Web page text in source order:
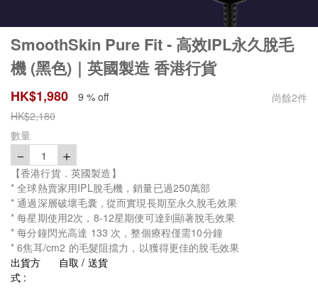
SmoothSkin Pure Fit - 高效IPL永久脫毛
機 (黑色)｜英國製造 香港行貨
HK$1,980 9 % off 尚餘2件
HK$2,180
數量
－ 1 ＋
【香港行貨．英國製造】
* 全球熱賣家用IPL脫毛機，銷量已過250萬部
* 通過深層破壞毛囊 , 從而實現長期至永久脫毛效果
* 每星期使用2次，8-12星期便可達到顯著脫毛效果
* 每分鐘閃光高達 133 次，整個療程僅需10分鐘
* 6焦耳/cm2 的毛髮阻擋力，以獲得更佳的脫毛效果
出貨方
式 :
自取 / 送貨